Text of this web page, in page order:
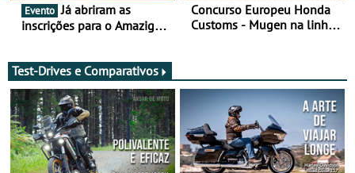
Evento Já abriram as
inscrições para o Amazigh
maio - The ultimate
experience in Morocco
Concurso Europeu Honda
Customs - Mugen na linha
Test-Drives e Comparativos